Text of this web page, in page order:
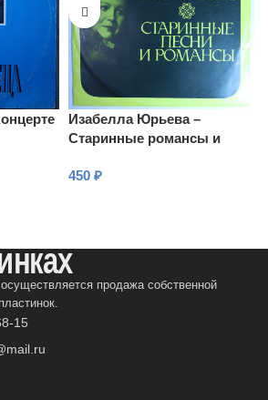
Изабелла Юрьева –
Старинные романсы и
450 ₽
продажа собственной
15